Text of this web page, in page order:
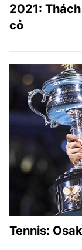
2021:
cỏ
Tennis: